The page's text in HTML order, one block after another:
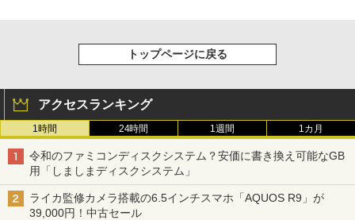
トップページに戻る
アクセスランキング
1時間 24時間 1週間 1カ月
令和のファミコンディスクシステム？安価に書き換え可能なGB
用「しましまディスクシステム」
ライカ監修カメラ搭載の6.5インチスマホ「AQUOS R9」が
39,000円！中古セール